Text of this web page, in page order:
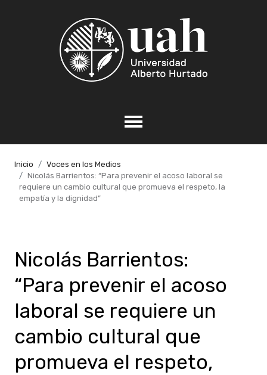
Inicio
Voces en los Medios
Nicolás Barrientos: “Para prevenir el acoso laboral se
requiere un cambio cultural que promueva el respeto, la
empatía y la dignidad”
Nicolás Barrientos:
“Para prevenir el acoso
laboral se requiere un
cambio cultural que
promueva el respeto,